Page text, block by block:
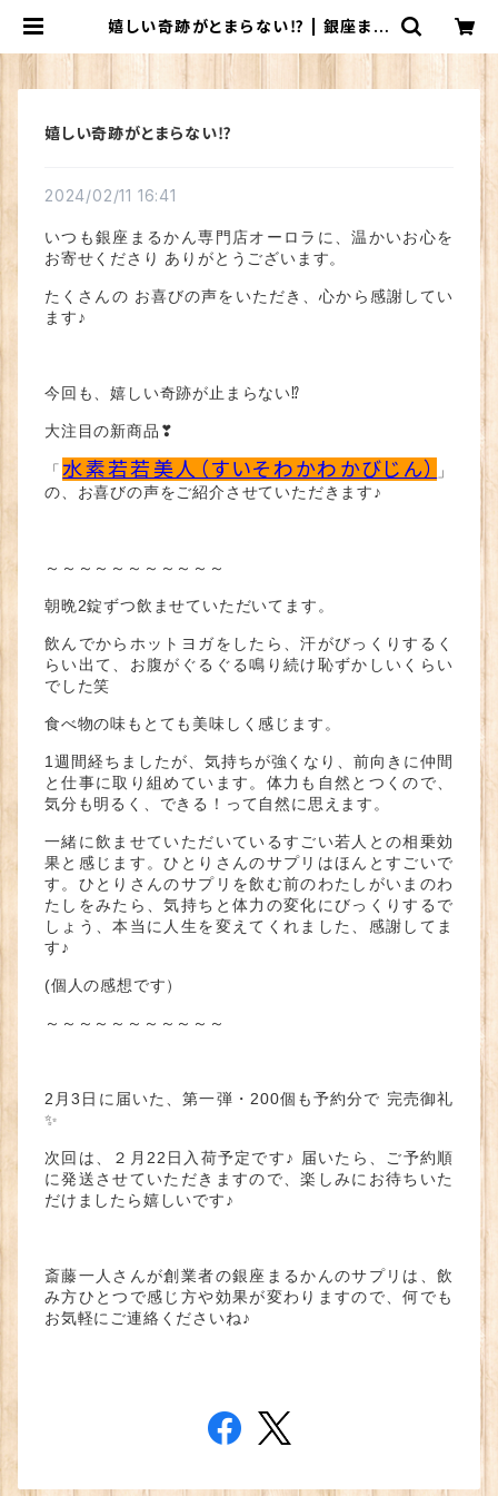
嬉しい奇跡がとまらない⁉ | 銀座まる
嬉しい奇跡がとまらない⁉
2024/02/11 16:41
いつも銀座まるかん専門店オーロラに、温かいお心を
お寄せくださり ありがとうございます。
たくさんの お喜びの声をいただき、心から感謝してい
ます♪
今回も、嬉しい奇跡が止まらない⁉
大注目の新商品❣
「水素若若美人（すいそわかわかびじん）
」
の、お喜びの声をご紹介させていただきます♪
～～～～～～～～～～～
朝晩2錠ずつ飲ませていただいてます。
飲んでからホットヨガをしたら、汗がびっくりするく
らい出て、お腹がぐるぐる鳴り続け恥ずかしいくらい
でした笑
食べ物の味もとても美味しく感じます。
1週間経ちましたが、気持ちが強くなり、前向きに仲間
と仕事に取り組めています。体力も自然とつくので、
気分も明るく、できる！って自然に思えます。
一緒に飲ませていただいているすごい若人との相乗効
果と感じます。ひとりさんのサプリはほんとすごいで
す。ひとりさんのサプリを飲む前のわたしがいまのわ
たしをみたら、気持ちと体力の変化にびっくりするで
しょう、本当に人生を変えてくれました、感謝してま
す♪
(個人の感想です）
～～～～～～～～～～～
2月3日に届いた、第一弾・200個も予約分で 完売御礼
✨
次回は、２月22日入荷予定です♪ 届いたら、ご予約順
に発送させていただきますので、楽しみにお待ちいた
だけましたら嬉しいです♪
斎藤一人さんが創業者の銀座まるかんのサプリは、飲
み方ひとつで感じ方や効果が変わりますので、何でも
お気軽にご連絡くださいね♪